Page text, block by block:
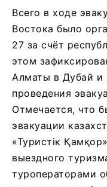
Всего в ходе
Востока было
27 за счёт
этом
Алматы в Дубай
проведения
Отмечается, что
эвакуации
«Туристік
выездного
туроператорами